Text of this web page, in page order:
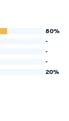
80%
-
-
-
20%